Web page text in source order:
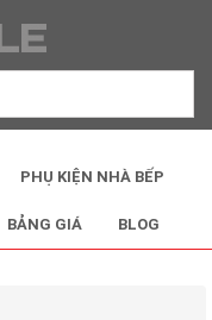
PHỤ KIỆN NHÀ BẾP
BẢNG GIÁ BLOG